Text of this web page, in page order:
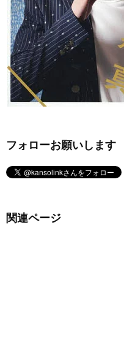
フォローお願いします
関連ページ